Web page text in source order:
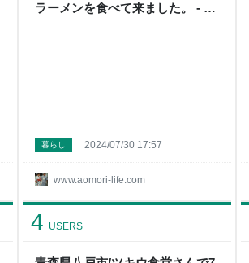
ラーメンを食べて来ました。 - メ
www.aomori-life.com
暮らし 2024/07/30 17:57
4 USERS